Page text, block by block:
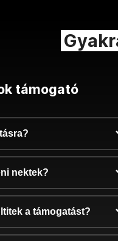
támogató
nektek?
a támogatást?